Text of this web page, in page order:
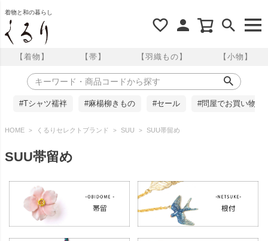
着物と和の暮らし
【着物】 【帯】 【羽織もの】 【小物】
#Tシャツ襦袢 #麻楊柳きもの #セール #問屋でお買い物
HOME くるりセレクトブランド SUU SUU帯留め
SUU帯留め